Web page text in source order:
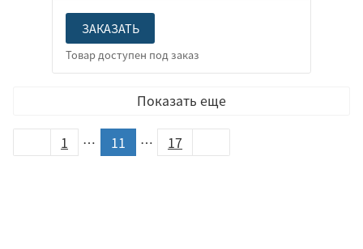
ЗАКАЗАТЬ
Показать еще
1 … 11 … 17